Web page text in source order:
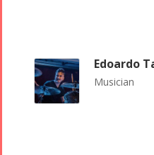
Edoardo
Musician